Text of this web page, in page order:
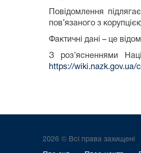
Повідомлення
пов’язаного з
Фактичні дані – це
З роз’ясненнями
https://wiki.nazk.gov.ua/
2026 © Всі права захищені